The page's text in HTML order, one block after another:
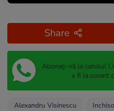
Share
Abonați-vă la canalul
a fi la curent
Alexandru Visinescu